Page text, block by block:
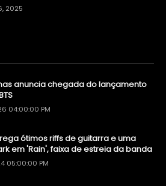
2025
anuncia chegada do lançamento
04:00:00 PM
ótimos riffs de guitarra e uma
em 'Rain', faixa de estreia da banda
05:00:00 PM